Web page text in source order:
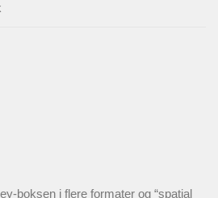
boksen i flere formater og “spatial